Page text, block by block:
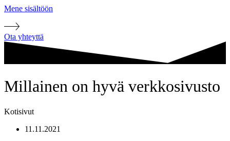
Mene sisältöön
Ota yhteyttä
Millainen on hyvä verkkosivusto
Kotisivut
11.11.2021